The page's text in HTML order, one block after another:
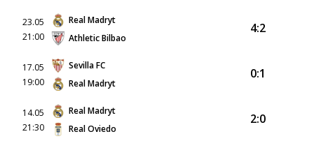
23.05
21:00
Real Madryt
Athletic Bilbao
4:2
17.05
19:00
Sevilla FC
Real Madryt
0:1
14.05
21:30
Real Madryt
Real Oviedo
2:0